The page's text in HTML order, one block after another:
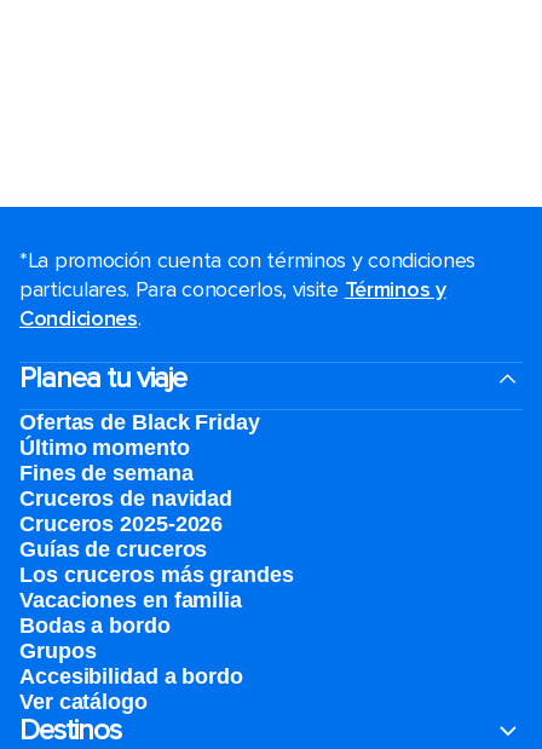
*La promoción cuenta con términos y condiciones
particulares. Para conocerlos, visite Términos y
Condiciones.
Planea tu viaje
Ofertas de Black Friday
Último momento
Fines de semana
Cruceros de navidad
Cruceros 2025-2026
Guías de cruceros
Los cruceros más grandes
Vacaciones en familia
Bodas a bordo
Grupos
Accesibilidad a bordo
Ver catálogo
Destinos